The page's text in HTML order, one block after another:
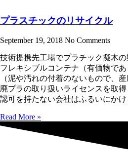
プラスチックのリサイクル
September 19, 2018 No Comments
技術提携先工場でプラチック擬木
フレキシブルコンテナ（有価物で
（泥や汚れの付着のないもので、
廃プラの取り扱いライセンスを取
認可を持たない会社はふるいにか
Read More »